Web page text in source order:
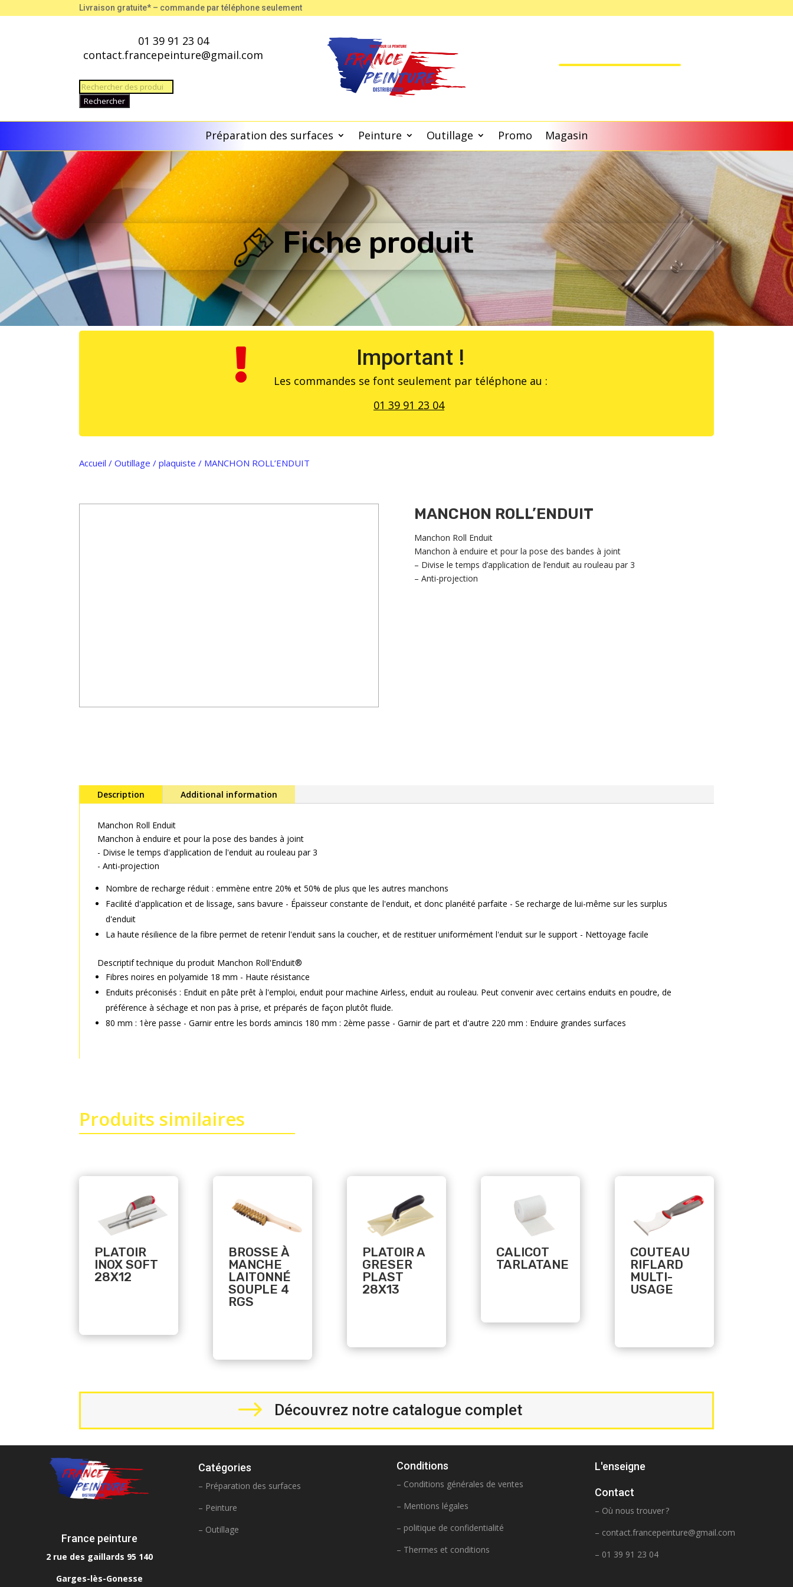
Livraison gratuite* – commande par téléphone seulement
01 39 91 23 04
contact.francepeinture@gmail.com
Recherche
de
Rechercher
Préparation des surfaces Peinture Outillage Promo Magasin
Fiche produit
 Important !
Les commandes se font seulement par téléphone au :
01 39 91 23 04
Accueil /Outillage /plaquiste / MANCHON ROLL’ENDUIT
MANCHON ROLL’ENDUIT
Manchon Roll Enduit
Manchon à enduire et pour la pose des bandes à joint
– Divise le temps d’application de l’enduit au rouleau par 3
– Anti-projection
Description Additional information
Manchon Roll Enduit
Manchon à enduire et pour la pose des bandes à joint
- Divise le temps d'application de l'enduit au rouleau par 3
- Anti-projection
Nombre de recharge réduit : emmène entre 20% et 50% de plus que les autres manchons
Facilité d'application et de lissage, sans bavure - Épaisseur constante de l'enduit, et donc planéité parfaite - Se recharge de lui-même sur les surplus
d'enduit
La haute résilience de la fibre permet de retenir l'enduit sans la coucher, et de restituer uniformément l'enduit sur le support - Nettoyage facile
Descriptif technique du produit Manchon Roll'Enduit®
Fibres noires en polyamide 18 mm - Haute résistance
Enduits préconisés : Enduit en pâte prêt à l'emploi, enduit pour machine Airless, enduit au rouleau. Peut convenir avec certains enduits en poudre, de
préférence à séchage et non pas à prise, et préparés de façon plutôt fluide.
80 mm : 1ère passe - Garnir entre les bords amincis 180 mm : 2ème passe - Garnir de part et d'autre 220 mm : Enduire grandes surfaces
Produits similaires
PLATOIR
INOX SOFT
28X12
BROSSE À
MANCHE
LAITONNÉ
SOUPLE 4
RGS
PLATOIR A
GRESER
PLAST
28X13
CALICOT
TARLATANE
COUTEAU
RIFLARD
MULTI-
USAGE
$ Découvrez notre catalogue complet
France peinture
2 rue des gaillards 95 140
Garges-lès-Gonesse
Catégories
– Préparation des surfaces
– Peinture
– Outillage
Conditions
– Conditions générales de ventes
– Mentions légales
– politique de confidentialité
– Thermes et conditions
L'enseigne
Contact
– Où nous trouver ?
– contact.francepeinture@gmail.com
– 01 39 91 23 04